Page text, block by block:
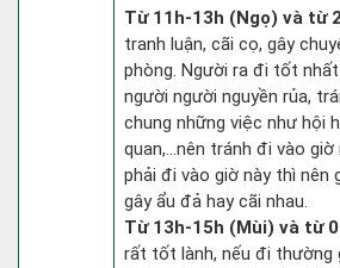
Từ 11h-13h (Ngọ) và từ
tranh luận, cãi cọ, gây
phòng. Người ra đi tốt nhất
người người nguyền rủa,
chung những việc như hội
quan,…nên tránh đi vào giờ
phải đi vào giờ này thì nên
gây ẩu đả hay cãi nhau.
Từ 13h-15h (Mùi) và từ
rất tốt lành, nếu đi thường